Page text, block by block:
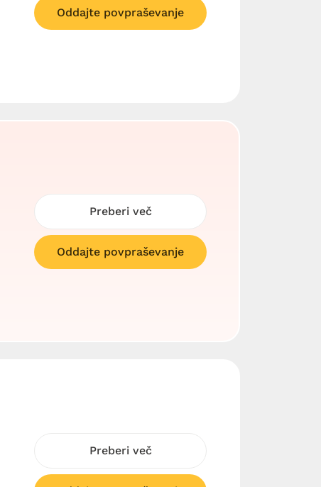
Oddajte povpraševanje
Preberi več
Oddajte povpraševanje
Preberi več